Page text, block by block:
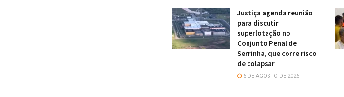
Justiça agenda reunião
para discutir
superlotação no
Conjunto Penal de
Serrinha, que corre risco
de colapsar
6 DE AGOSTO DE 2026